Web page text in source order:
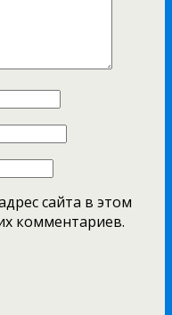
сайта в этом
комментариев.